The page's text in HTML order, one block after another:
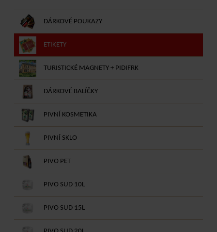
DÁRKOVÉ POUKAZY
ETIKETY
TURISTICKÉ MAGNETY + PIDIFRK
DÁRKOVÉ BALÍČKY
PIVNÍ KOSMETIKA
PIVNÍ SKLO
PIVO PET
PIVO SUD 10L
PIVO SUD 15L